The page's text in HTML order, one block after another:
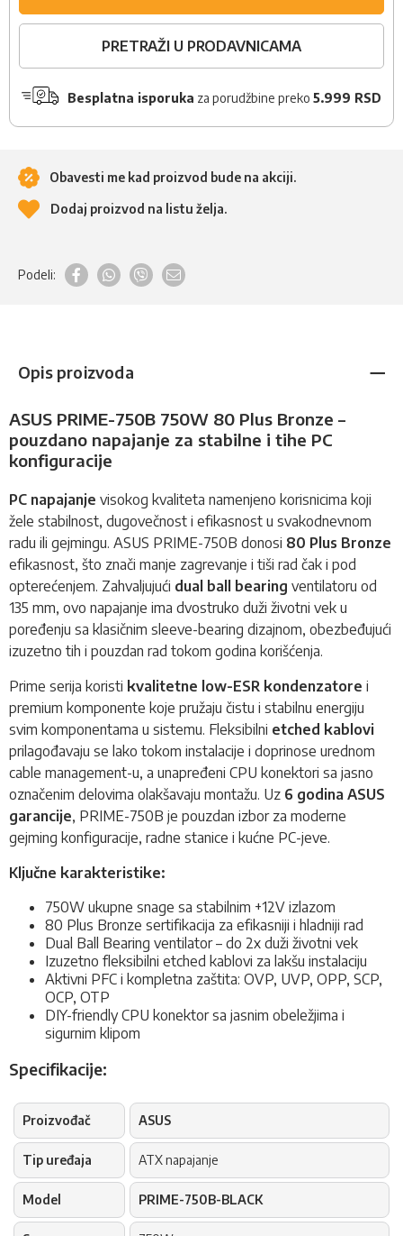
PRETRAŽI U PRODAVNICAMA
Besplatna isporuka za porudžbine preko 5.999 RSD
Obavesti me kad proizvod bude na akciji.
Dodaj proizvod na listu želja.
Podeli:
Opis proizvoda
ASUS PRIME-750B 750W 80 Plus Bronze –
pouzdano napajanje za stabilne i tihe PC
konfiguracije
PC napajanje visokog kvaliteta namenjeno korisnicima koji
žele stabilnost, dugovečnost i efikasnost u svakodnevnom
radu ili gejmingu. ASUS PRIME-750B donosi 80 Plus Bronze
efikasnost, što znači manje zagrevanje i tiši rad čak i pod
opterećenjem. Zahvaljujući dual ball bearing ventilatoru od
135 mm, ovo napajanje ima dvostruko duži životni vek u
poređenju sa klasičnim sleeve-bearing dizajnom, obezbeđujući
izuzetno tih i pouzdan rad tokom godina korišćenja.
Prime serija koristi kvalitetne low-ESR kondenzatore i
premium komponente koje pružaju čistu i stabilnu energiju
svim komponentama u sistemu. Fleksibilni etched kablovi
prilagođavaju se lako tokom instalacije i doprinose urednom
cable management-u, a unapređeni CPU konektori sa jasno
označenim delovima olakšavaju montažu. Uz 6 godina ASUS
garancije, PRIME-750B je pouzdan izbor za moderne
gejming konfiguracije, radne stanice i kućne PC-jeve.
Ključne karakteristike:
750W ukupne snage sa stabilnim +12V izlazom
80 Plus Bronze sertifikacija za efikasniji i hladniji rad
Dual Ball Bearing ventilator – do 2x duži životni vek
Izuzetno fleksibilni etched kablovi za lakšu instalaciju
Aktivni PFC i kompletna zaštita: OVP, UVP, OPP, SCP,
OCP, OTP
DIY-friendly CPU konektor sa jasnim obeležjima i
sigurnim klipom
Specifikacije:
Proizvođač ASUS
Tip uređaja ATX napajanje
Model PRIME-750B-BLACK